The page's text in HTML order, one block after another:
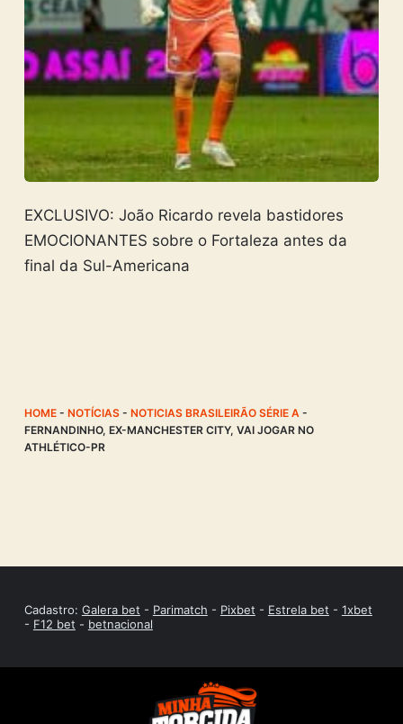
EXCLUSIVO: João Ricardo revela bastidores
EMOCIONANTES sobre o Fortaleza antes da
final da Sul-Americana
HOME- NOTÍCIAS- NOTICIAS BRASILEIRÃO SÉRIE A -
FERNANDINHO, EX-MANCHESTER CITY, VAI JOGAR NO
ATHLÉTICO-PR
Cadastro: Galera bet - Parimatch - Pixbet - Estrela bet - 1xbet
- F12 bet - betnacional